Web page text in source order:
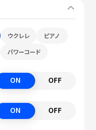
ウクレレ ピアノ
パワーコード
ON OFF
ON OFF